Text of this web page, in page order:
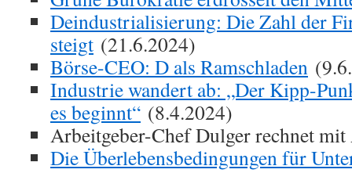
Deindustrialisierung: Die Zahl der
steigt (21.6.2024)
Börse-CEO: D als Ramschladen
Industrie wandert ab: „Der Kipp-
es beginnt“ (8.4.2024)
Arbeitgeber-Chef Dulger rechnet
Die Überlebensbedingungen für